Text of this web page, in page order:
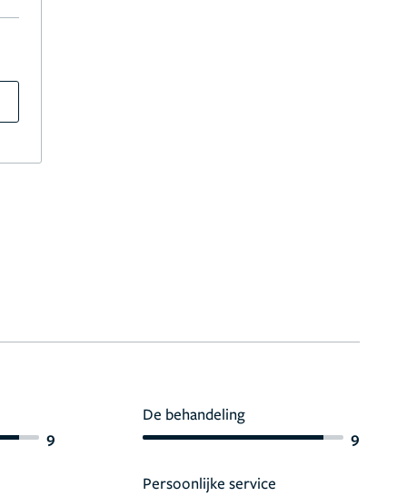
9
De behandeling
9
Persoonlijke service